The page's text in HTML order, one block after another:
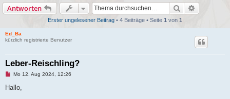
Antworten Suche
Erster ungelesener Beitrag • 4 Beiträge • Seite 1 von 1
Ed_Ba
kürzlich registrierte Benutzer
Leber-Reischling?
U
g
Mo 12. Aug 2024, 12:26
Hallo,